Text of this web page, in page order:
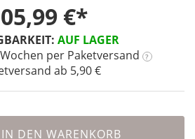
AUF LAGER
per Paketversand ?
ab 5,90 €
€
IN DEN WARENKORB